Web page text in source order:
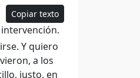
Copiar texto
Y quiero
a los
justo, en